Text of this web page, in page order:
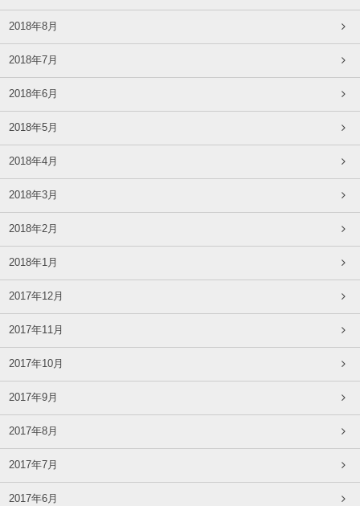
2018年8月
2018年7月
2018年6月
2018年5月
2018年4月
2018年3月
2018年2月
2018年1月
2017年12月
2017年11月
2017年10月
2017年9月
2017年8月
2017年7月
2017年6月